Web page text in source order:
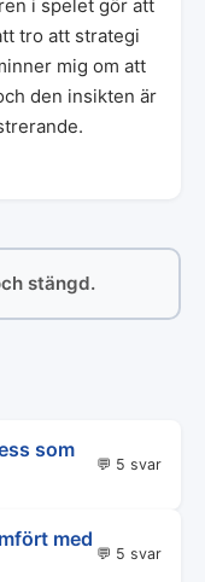
i spelet gör att
tro att strategi
mig om att
den insikten är
stängd.
som
💬 5 svar
med
💬 5 svar